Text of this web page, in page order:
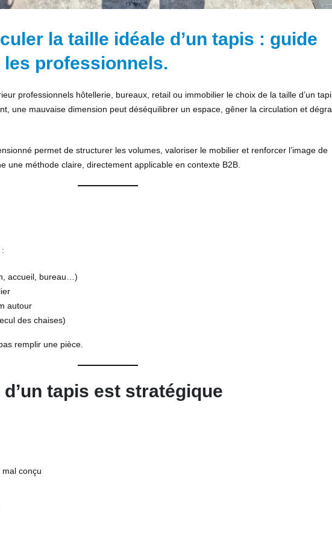
la taille idéale d’un tapis : guide
professionnels.
professionnels hôtellerie, bureaux, retail ou immobilier le choix de la taille d’un
une mauvaise dimension peut déséquilibrer un espace, gêner la circulation et
permet de structurer les volumes, valoriser le mobilier et renforcer l’image de
une méthode claire, directement applicable en contexte B2B.
accueil, bureau…)
autour
des chaises)
remplir une pièce.
tapis est stratégique
mal conçu